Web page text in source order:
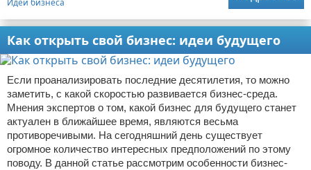
Как открыть свой бизнес: идеи будущего
Если проанализировать последние десятилетия, то можно
заметить, с какой скоростью развивается бизнес-среда.
Мнения экспертов о том, какой бизнес для будущего станет
актуален в ближайшее время, являются весьма
противоречивыми. На сегодняшний день существует
огромное количество интересных предположений по этому
поводу. В данной статье рассмотрим особенности бизнес-